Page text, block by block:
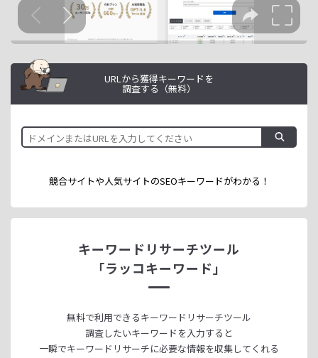
URLから獲得キーワードを
調査する（無料）
競合サイトや人気サイトのSEOキーワードがわかる！
キーワードリサーチツール
「ラッコキーワード」
無料で利用できるキーワードリサーチツール
調査したいキーワードを入力すると
一瞬でキーワードリサーチに必要な情報を収集してくれる